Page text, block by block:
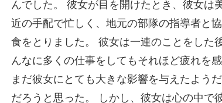
の手配で忙しく、地元の部隊の指導者と
食をとりました。 彼女は一連のことをした
んなに多くの仕事をしてもそれほど疲れを
まだ